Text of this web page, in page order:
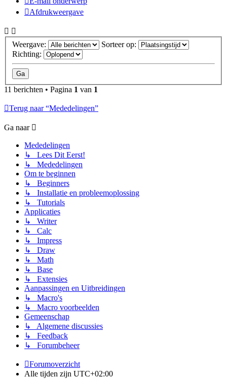
Afdrukweergave
Weergave:
Sorteer op:
Richting:
11 berichten • Pagina 1 van 1
Terug naar “Mededelingen”
Ga naar
Mededelingen
↳ Lees Dit Eerst!
↳ Mededelingen
Om te beginnen
↳ Beginners
↳ Installatie en probleemoplossing
↳ Tutorials
Applicaties
↳ Writer
↳ Calc
↳ Impress
↳ Draw
↳ Math
↳ Base
↳ Extensies
Aanpassingen en Uitbreidingen
↳ Macro's
↳ Macro voorbeelden
Gemeenschap
↳ Algemene discussies
↳ Feedback
↳ Forumbeheer
Forumoverzicht
Alle tijden zijn UTC+02:00